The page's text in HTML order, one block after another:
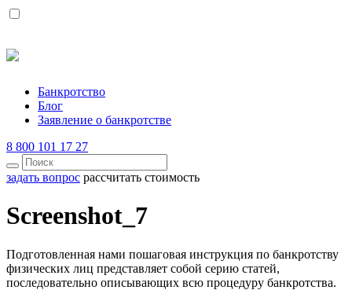
Банкротство
Блог
Заявление о банкротстве
8 800 101 17 27
задать вопрос рассчитать стоимость
Screenshot_7
Подготовленная нами пошаговая инструкция по банкротству
физических лиц представляет собой серию статей,
последовательно описывающих всю процедуру банкротства.